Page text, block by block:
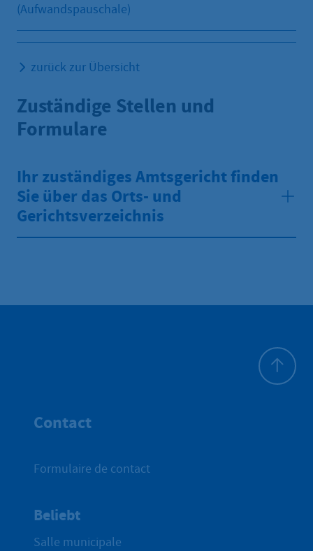
(Aufwandspauschale)
zurück zur Übersicht
Zuständige Stellen und
Formulare
Ihr zuständiges Amtsgericht finden
Sie über das Orts- und
Gerichtsverzeichnis
Contact
Formulaire de contact
Beliebt
Salle municipale